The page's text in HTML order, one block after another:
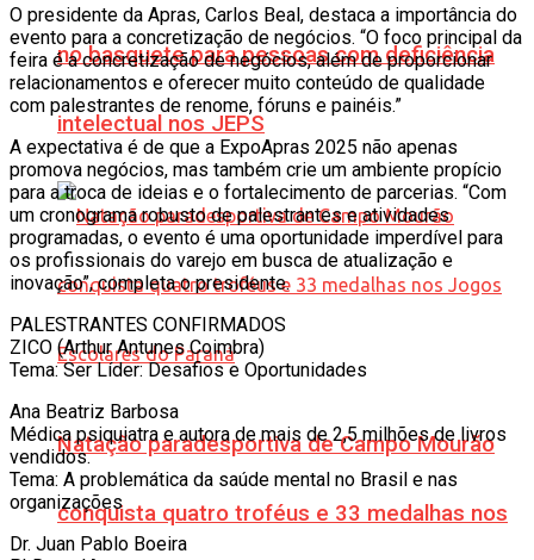
no basquete para pessoas com deficiência
intelectual nos JEPS
Natação paradesportiva de Campo Mourão
conquista quatro troféus e 33 medalhas nos
O presidente da Apras, Carlos Beal, destaca a importância do
evento para a concretização de negócios. “O foco principal da
feira é a concretização de negócios, além de proporcionar
relacionamentos e oferecer muito conteúdo de qualidade
com palestrantes de renome, fóruns e painéis.”
A expectativa é de que a ExpoApras 2025 não apenas
promova negócios, mas também crie um ambiente propício
para a troca de ideias e o fortalecimento de parcerias. “Com
um cronograma robusto de palestrantes e atividades
programadas, o evento é uma oportunidade imperdível para
os profissionais do varejo em busca de atualização e
inovação”, completa o presidente.
PALESTRANTES CONFIRMADOS
ZICO (Arthur Antunes Coimbra)
Tema: Ser Líder: Desafios e Oportunidades
Ana Beatriz Barbosa
Médica psiquiatra e autora de mais de 2,5 milhões de livros
vendidos.
Tema: A problemática da saúde mental no Brasil e nas
organizações
Dr. Juan Pablo Boeira